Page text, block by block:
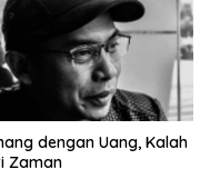
dengan Uang, Kalah
Zaman